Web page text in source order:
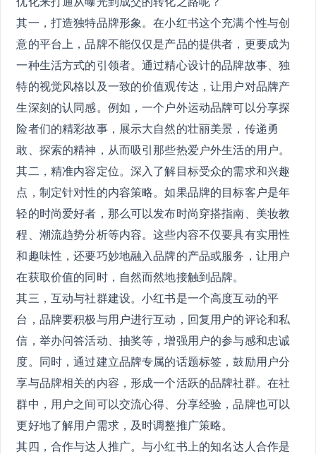
其一，打造独特品牌形象。在小红书这个充满个性与创
意的平台上，品牌不能仅仅是产品的提供者，更要成为
一种生活方式的引领者。通过精心设计的品牌故事、独
特的视觉风格以及一致的价值观传达，让用户对品牌产
生深刻的认同感。例如，一个户外运动品牌可以分享探
险者们的精彩故事，展示大自然的壮丽美景，传递勇
敢、探索的精神，从而吸引那些热爱户外生活的用户。
其二，精准内容定位。深入了解目标受众的需求和兴趣
点，制定针对性的内容策略。如果品牌的目标客户是年
轻的时尚爱好者，那么可以发布时尚穿搭指南、美妆教
程、潮流趋势分析等内容。这些内容不仅要具有实用性
和趣味性，还要巧妙地融入品牌的产品或服务，让用户
在获取价值的同时，自然而然地接触到品牌。
其三，互动与社群建设。小红书是一个高度互动的平
台，品牌要积极与用户进行互动，回复用户的评论和私
信，举办问答活动、抽奖等，增强用户的参与感和忠诚
度。同时，通过建立品牌专属的话题标签，鼓励用户分
享与品牌相关的内容，形成一个活跃的品牌社群。在社
群中，用户之间可以交流心得、分享经验，品牌也可以
更好地了解用户需求，及时调整推广策略。
其四，合作与达人推广。与小红书上的知名达人合作是